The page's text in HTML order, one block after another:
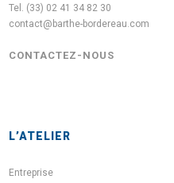
Tel. (33) 02 41 34 82 30
contact@barthe-bordereau.com
CONTACTEZ-NOUS
L’ATELIER
Entreprise